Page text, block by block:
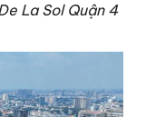
La Sol Quận 4